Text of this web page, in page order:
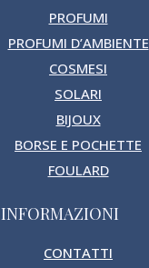
PROFUMI
PROFUMI D’AMBIENTE
COSMESI
SOLARI
BIJOUX
BORSE E POCHETTE
FOULARD
INFORMAZIONI
CONTATTI